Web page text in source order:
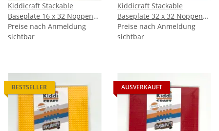
Kiddicraft Stackable
Baseplate 16 x 32 Noppen
(12,7 x 25,5cm) Blau
Preise nach Anmeldung
sichtbar
Kiddicraft Stackable
Baseplate 32 x 32 Noppen
(25,5 x 25,5cm) Braun
Preise nach Anmeldung
sichtbar
BESTSELLER AUSVERKAUFT